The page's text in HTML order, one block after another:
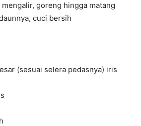
goreng hingga matang
cuci bersih
(sesuai selera pedasnya) iris